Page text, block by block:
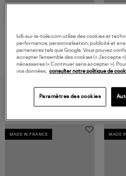
VOUS AIMEREZ AUSSI
MADE IN FRANCE MADE
lulli-sur-la-toile.com utilise des cookies et
performance, personnalisation, publicité et
partenaires tels que Google. Vous pouvez
accepter l’ensemble des cookies (« J’accepte
nécessaires (« Continuer sans accepter »).
vos données,
consulter notre politique de
Paramètres des cookies